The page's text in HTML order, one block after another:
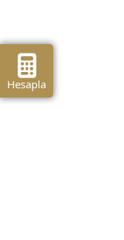
Hesapla